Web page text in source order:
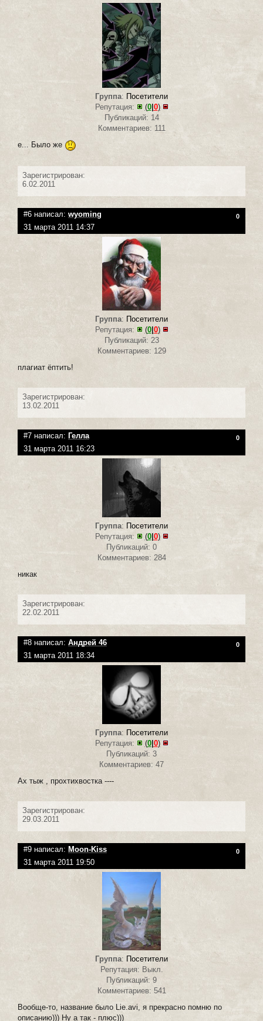
Группа: Посетители
Репутация:
(0| 0)
Публикаций: 14
Комментариев: 111
е... Было же
Зарегистрирован:
6.02.2011
#6 написал: wyoming 0
31 марта 2011 14:37
Группа: Посетители
Репутация:
(0| 0)
Публикаций: 23
Комментариев: 129
плагиат ёптить!
Зарегистрирован:
13.02.2011
#7 написал: Гелла 0
31 марта 2011 16:23
Группа: Посетители
Репутация:
(0| 0)
Публикаций: 0
Комментариев: 284
никак
Зарегистрирован:
22.02.2011
#8 написал: Андрей 46 0
31 марта 2011 18:34
Группа: Посетители
Репутация:
(0| 0)
Публикаций: 3
Комментариев: 47
Ах тыж , прохтихвостка ----
Зарегистрирован:
29.03.2011
#9 написал: Moon-Kiss 0
31 марта 2011 19:50
Группа: Посетители
Репутация: Выкл.
Публикаций: 9
Комментариев: 541
Вообще-то, название было Lie.avi, я прекрасно помню по
описанию))) Ну а так - плюс)))